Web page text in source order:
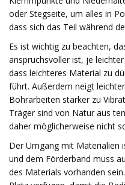
oder Stegseite, um alles in
dass sich das Teil während
Es ist wichtig zu beachten,
anspruchsvoller ist, je
dass leichteres Material zu
führt. Außerdem neigt
Bohrarbeiten stärker zu
Träger sind von Natur aus
daher möglicherweise nicht
Der Umgang mit Materialien
und dem Förderband muss
des Materials vorhanden